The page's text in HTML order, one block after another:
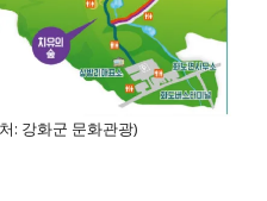
: 강화군 문화관광)